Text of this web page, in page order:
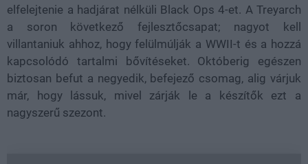
elfelejtenie a hadjárat nélküli Black Ops 4-et. A Treyarch
a soron következő fejlesztőcsapat; nagyot kell
villantaniuk ahhoz, hogy felülmúlják a WWII-t és a hozzá
kapcsolódó tartalmi bővítéseket. Októberig egészen
biztosan befut a negyedik, befejező csomag, alig várjuk
már, hogy lássuk, mivel zárják le a készítők ezt a
nagyszerű szezont.